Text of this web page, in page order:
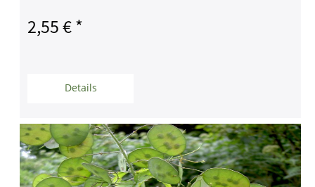
2,55 € *
Details